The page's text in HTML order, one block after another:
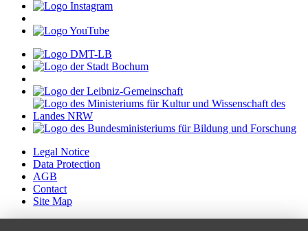
Legal Notice
Data Protection
AGB
Contact
Site Map